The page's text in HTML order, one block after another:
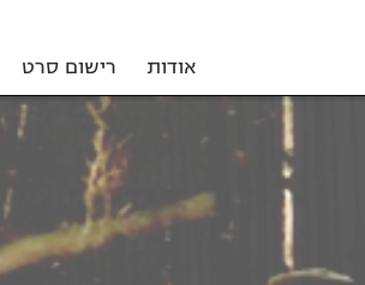
אודות רישום סרט